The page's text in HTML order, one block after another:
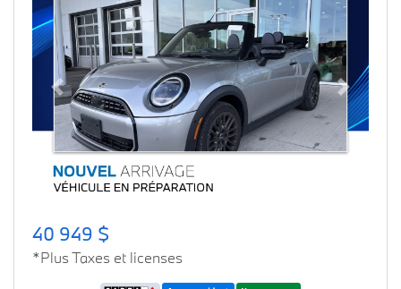
Previous Next
40 949 $
*Plus Taxes et licenses